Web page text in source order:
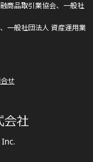
商品取引業協会、一般社
一般社団法人 資産運用業
せ